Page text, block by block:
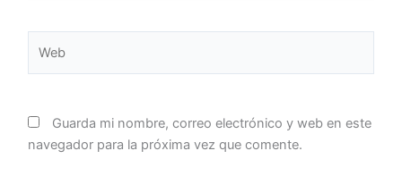
Guarda mi nombre, correo electrónico y web en este
navegador para la próxima vez que comente.